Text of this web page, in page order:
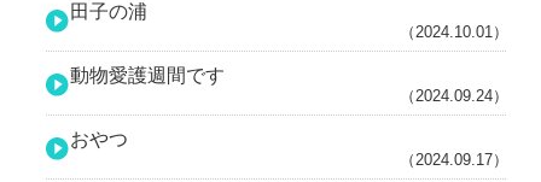
田子の浦
（2024.10.01）
動物愛護週間です
（2024.09.24）
おやつ
（2024.09.17）